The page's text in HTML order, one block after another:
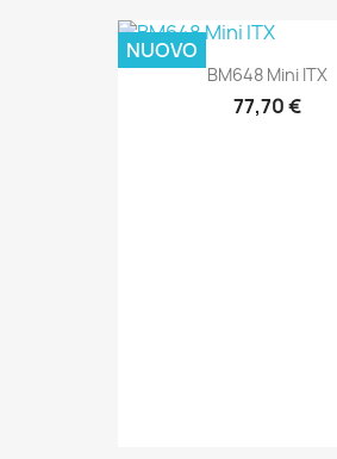
BM648 Mini ITX
77,70 €
NUOVO